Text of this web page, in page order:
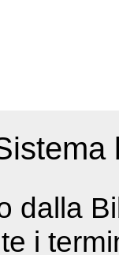
dalla
i